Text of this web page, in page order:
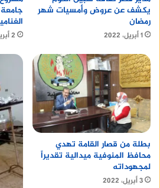
يكشف عن عروض وأمسيات شهر
رمضان
1 أبريل، 2022 2 أبريل، 2022
بطلة من قصار القامة تهدي
محافظ المنوفية ميدالية تقديراً
لمجهوداته
3 أبريل، 2022